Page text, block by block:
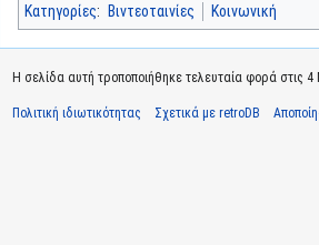
Κατηγορίες: Βιντεοταινίες Κοινωνική
Η σελίδα αυτή τροποποιήθηκε τελευταία φορά στις 4
Πολιτική ιδιωτικότητας Σχετικά με retroDB